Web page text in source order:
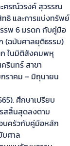
รณ์วรงค์ สุวรรณ
ธิ และการแบ่งทรัพย์
รพ 6 มรดก กับคู่มือ
(ฉบับศาลยุติธรรม)
ในมิติสังคมพหุ
รินทร์ สาขา
ราคม – มิถุนายน
ศึกษาเปรียบ
สสิ้นสุดลงตาม
บครัวกับคู่มือหลัก
บศาล